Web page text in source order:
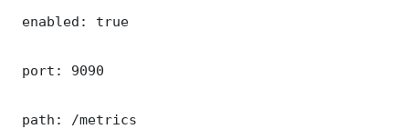
enabled: true
port: 9090
path: /metrics